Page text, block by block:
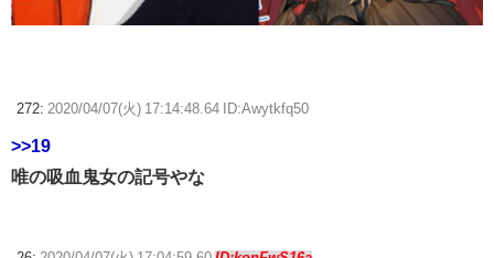
272: 2020/04/07(火) 17:14:48.64 ID:Awytkfq50
>>19
唯の吸血鬼女の記号やな